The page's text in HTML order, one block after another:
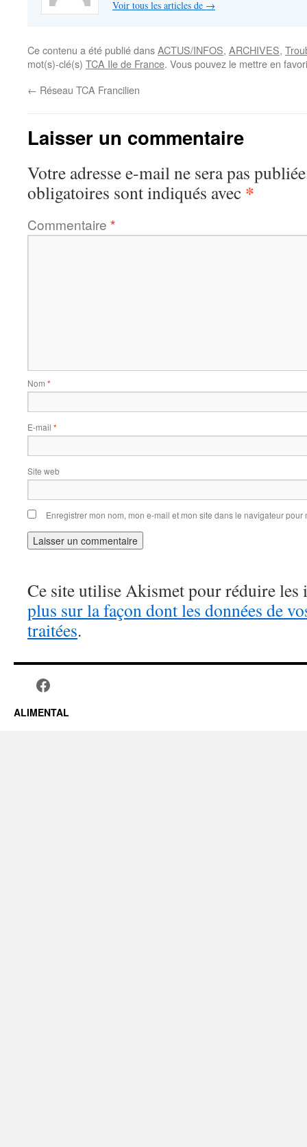
Voir tous les articles de →
Ce contenu a été publié dansACTUS/INFOS, ARCHIVES,
mot(s)-clé(s) TCA Ile de France. Vous pouvez le mettre en
← Réseau TCA Francilien
Laisser un commentaire
Votre adresse e-mail ne sera pas
obligatoires sont indiqués avec *
Commentaire *
Nom *
E-mail *
Site web
Enregistrer mon nom, mon e-mail et mon site dans le navigateur
Ce site utilise Akismet pour réduire les
plus sur la façon dont les données de
traitées.
ALIMENTAL